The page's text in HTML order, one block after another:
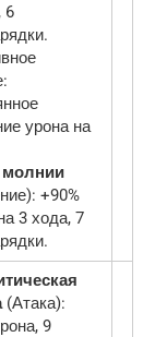
6
урона на
+90%
3 хода, 7
(Атака):
9